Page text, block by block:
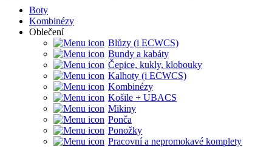
Boty
Kombinézy
Oblečení
Blůzy (i ECWCS)
Bundy a kabáty
Čepice, kukly, klobouky
Kalhoty (i ECWCS)
Kombinézy
Košile + UBACS
Mikiny
Ponča
Ponožky
Pracovní a nepromokavé komplety